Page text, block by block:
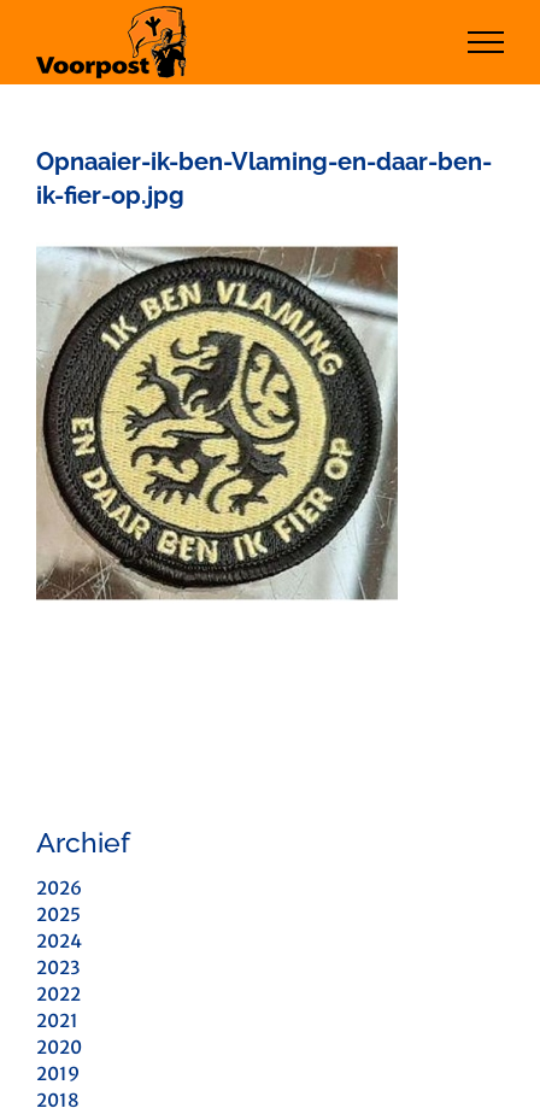
inhoud
Opnaaier-ik-ben-Vlaming-en-daar-ben-
ik-fier-op.jpg
Archief
2026
2025
2024
2023
2022
2021
2020
2019
2018